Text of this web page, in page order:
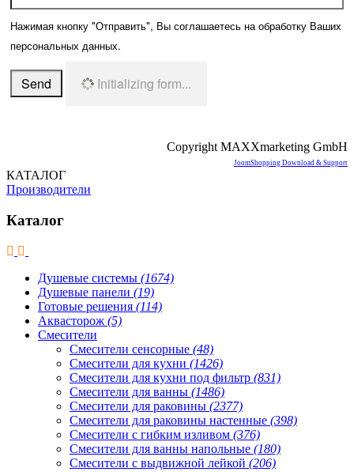
Нажимая кнопку "Отправить", Вы соглашаетесь на обработку Ваших
персональных данных.
Send Initializing form...
Copyright MAXXmarketing GmbH
JoomShopping Download & Support
КАТАЛОГ
Производители
Каталог
Душевые системы (1674)
Душевые панели (19)
Готовые решения (114)
Аквасторож (5)
Смесители
Смесители сенсорные (48)
Смесители для кухни (1426)
Смесители для кухни под фильтр (831)
Смесители для ванны (1486)
Смесители для раковины (2377)
Смесители для раковины настенные (398)
Смесители с гибким изливом (376)
Смесители для ванны напольные (180)
Смесители с выдвижной лейкой (206)